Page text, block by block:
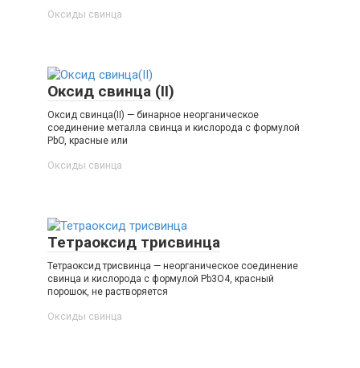
Оксиды свинца‎
Оксид свинца (II)
Оксид свинца(II) — бинарное неорганическое
соединение металла свинца и кислорода с формулой
PbO, красные или
Оксиды свинца‎
Тетраоксид трисвинца
Тетраоксид трисвинца — неорганическое соединение
свинца и кислорода с формулой Pb3O4, красный
порошок, не растворяется
Оксиды свинца‎